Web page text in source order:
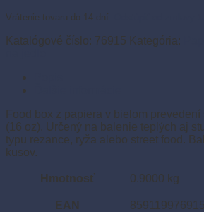
Vrátenie tovaru do 14 dní.
Katalógové číslo: 76915 Kategória:
Food box z papiera v bielom prevedení
(16 oz). Určený na balenie teplých aj
typu rezance, ryža alebo street food.
kusov.
Hmotnosť 0.9000 kg
EAN